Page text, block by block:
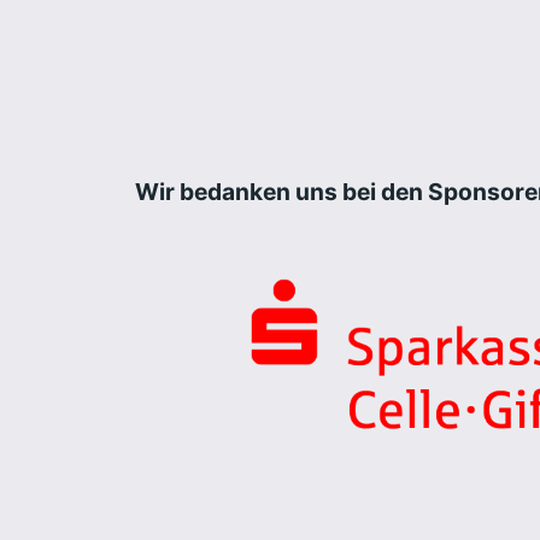
Wir bedanken uns bei den